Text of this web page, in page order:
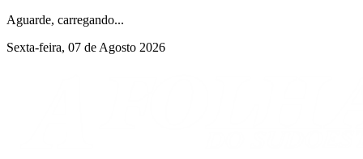
Aguarde, carregando...
Sexta-feira, 07 de Agosto 2026